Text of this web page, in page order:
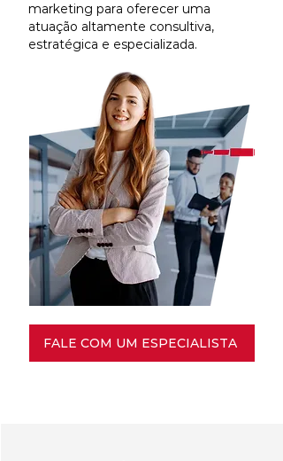
marketing para oferecer uma
atuação altamente consultiva,
estratégica e especializada.
FALE COM UM ESPECIALISTA